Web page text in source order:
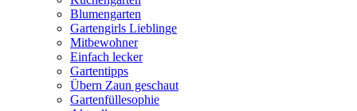
Blumengarten
Gartengirls Lieblinge
Mitbewohner
Einfach lecker
Gartentipps
Übern Zaun geschaut
Gartenfüllesophie